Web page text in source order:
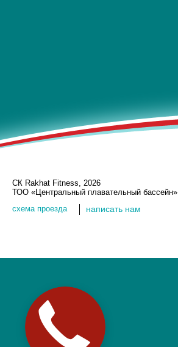
СК Rakhat Fitness, 2026
ТОО «Центральный плавательный бассейн»
cхема проезда
написать нам